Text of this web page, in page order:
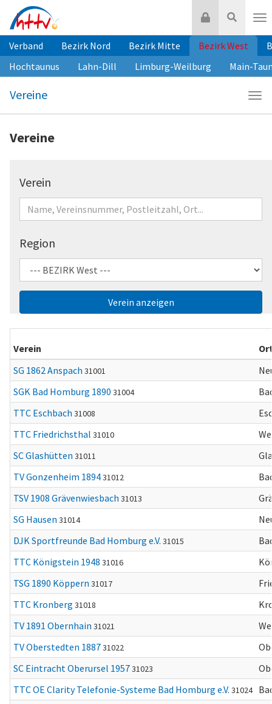
Inhalt
springen
Suche
Login
Verband Bezirk Nord Bezirk Mitte Bezirk West
Hochtaunus
Lahn-Dill Limburg-Weilburg Main-
Vereine
Vereine
Verein
Region
Verein
SG 1862 Anspach 31001
SGK Bad Homburg 1890 31004
TTC Eschbach 31008
TTC Friedrichsthal 31010
SC Glashütten 31011
TV Gonzenheim 189431012
TSV 1908 Grävenwiesbach 31013
SG Hausen 31014
DJK Sportfreunde Bad Homburg e.V. 31015
TTC Königstein 1948 31016
TSG 1890 Köppern 31017
TTC Kronberg 31018
TV 1891 Obernhain 31021
TV Oberstedten 188731022
SC Eintracht Oberursel 195731023
TTC OE Clarity Telefonie-Systeme Bad Homburg e.V. 31024